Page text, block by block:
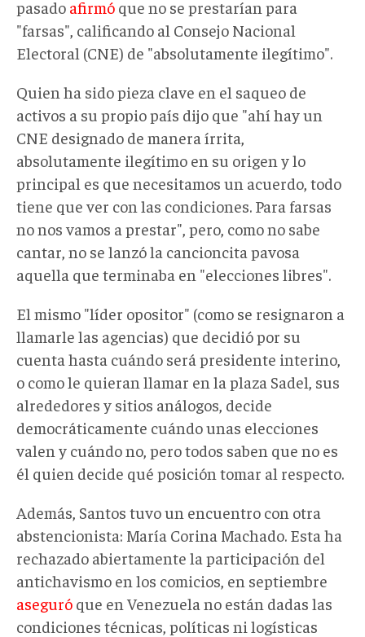
pasado afirmó que no se prestarían para
"farsas", calificando al Consejo Nacional
Electoral (CNE) de "absolutamente ilegítimo".
Quien ha sido pieza clave en el saqueo de
activos a su propio país dijo que "ahí hay un
CNE designado de manera írrita,
absolutamente ilegítimo en su origen y lo
principal es que necesitamos un acuerdo, todo
tiene que ver con las condiciones. Para farsas
no nos vamos a prestar", pero, como no sabe
cantar, no se lanzó la cancioncita pavosa
aquella que terminaba en "elecciones libres".
El mismo "líder opositor" (como se resignaron a
llamarle las agencias) que decidió por su
cuenta hasta cuándo será presidente interino,
o como le quieran llamar en la plaza Sadel, sus
alrededores y sitios análogos, decide
democráticamente cuándo unas elecciones
valen y cuándo no, pero todos saben que no es
él quien decide qué posición tomar al respecto.
Además, Santos tuvo un encuentro con otra
abstencionista: María Corina Machado. Esta ha
rechazado abiertamente la participación del
antichavismo en los comicios, en septiembre
aseguró que en Venezuela no están dadas las
condiciones técnicas, políticas ni logísticas